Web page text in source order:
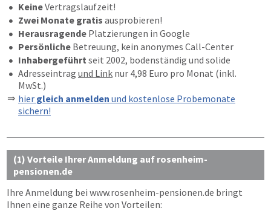
KeineVertragslaufzeit!
Zwei Monate gratis ausprobieren!
Herausragende Platzierungen in Google
Persönliche Betreuung, kein anonymes Call-Center
Inhabergeführt seit 2002, bodenständig und solide
Adresseintrag und Link nur 4,98 Euro pro Monat (inkl.
MwSt.)
hier gleich anmelden und kostenlose Probemonate
sichern!
(1) Vorteile Ihrer Anmeldung auf rosenheim-
pensionen.de
Ihre Anmeldung bei www.rosenheim-pensionen.de bringt
Ihnen eine ganze Reihe von Vorteilen: